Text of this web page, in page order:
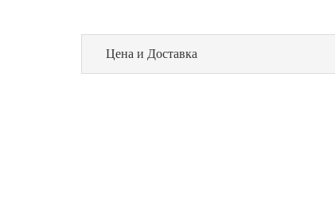
Цена и Доставка